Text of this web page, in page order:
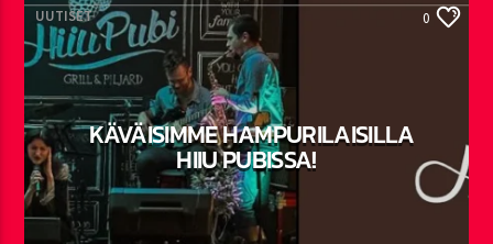
UUTISET 0
KÄVÄISIMME HAMPURILAISILLA
HIIU PUBISSA!